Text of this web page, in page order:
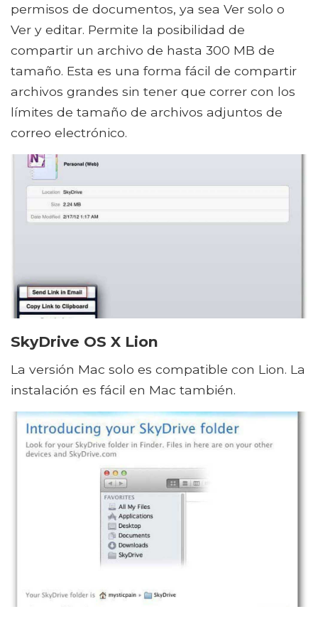
permisos de documentos, ya sea Ver solo o
Ver y editar. Permite la posibilidad de
compartir un archivo de hasta 300 MB de
tamaño. Esta es una forma fácil de compartir
archivos grandes sin tener que correr con los
límites de tamaño de archivos adjuntos de
correo electrónico.
SkyDrive OS X Lion
La versión Mac solo es compatible con Lion. La
instalación es fácil en Mac también.